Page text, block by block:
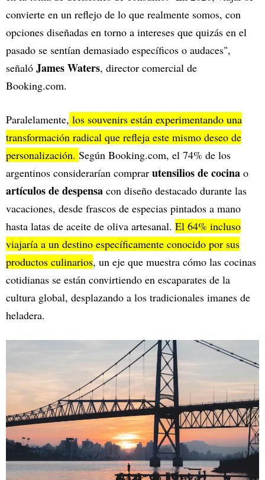
convierte en un reflejo de lo que realmente somos, con
opciones diseñadas en torno a intereses que quizás en el
pasado se sentían demasiado específicos o audaces",
señaló James Waters, director comercial de
Booking.com.
Paralelamente, los souvenirs están experimentando una
transformación radical que refleja este mismo deseo de
personalización. Según Booking.com, el 74% de los
argentinos considerarían comprar utensilios de cocina o
artículos de despensa con diseño destacado durante las
vacaciones, desde frascos de especias pintados a mano
hasta latas de aceite de oliva artesanal. El 64% incluso
viajaría a un destino específicamente conocido por sus
productos culinarios, un eje que muestra cómo las cocinas
cotidianas se están convirtiendo en escaparates de la
cultura global, desplazando a los tradicionales imanes de
heladera.